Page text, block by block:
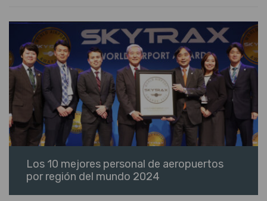
Los 10 mejores personal de aeropuertos
por región del mundo 2024